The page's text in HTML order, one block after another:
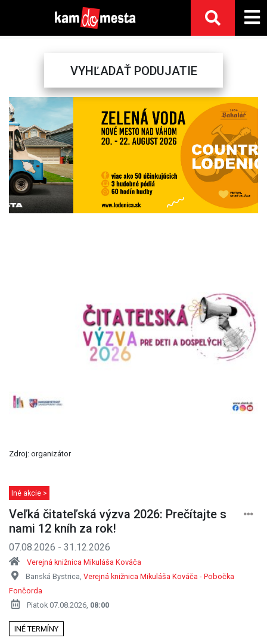
VYHĽADAŤ PODUJATIE
Previous Next
Zdroj: organizátor
Iné akcie >
Veľká čitateľská výzva 2026: Prečítajte s
nami 12 kníh za rok!
07.08.2026 - 31.12.2026
Verejná knižnica Mikuláša Kováča
Banská Bystrica, Verejná knižnica Mikuláša Kováča - Pobočka
Fončorda
Piatok 07.08.2026, 08:00
INÉ TERMÍNY